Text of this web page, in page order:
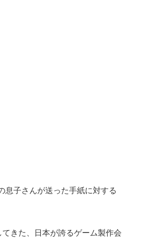
子さんが送った手紙に対する
きた、日本が誇るゲーム製作会